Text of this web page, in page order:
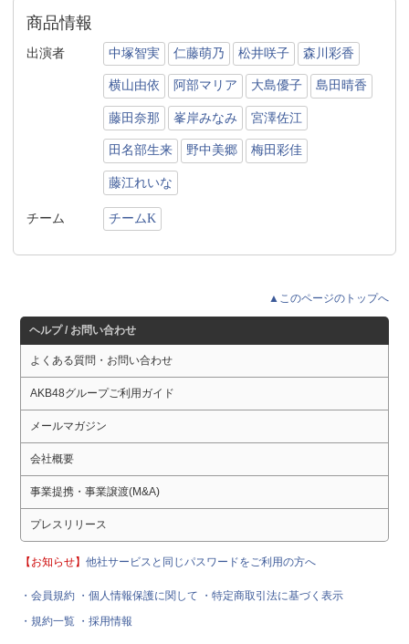
商品情報
出演者 中塚智実 仁藤萌乃 松井咲子 森川彩香
横山由依 阿部マリア 大島優子 島田晴香
藤田奈那 峯岸みなみ 宮澤佐江
田名部生来 野中美郷 梅田彩佳
藤江れいな
チーム チームK
▲このページのトップへ
ヘルプ / お問い合わせ
よくある質問・お問い合わせ
AKB48グループご利用ガイド
メールマガジン
会社概要
事業提携・事業譲渡(M&A)
プレスリリース
【お知らせ】他社サービスと同じパスワードをご利用の方へ
・会員規約 ・個人情報保護に関して
・特定商取引法に基づく表示
・規約一覧 ・採用情報